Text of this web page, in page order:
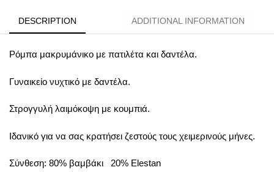
DESCRIPTION ADDITIONAL INFORMATION
Ρόμπα μακρυμάνικο με πατιλέτα και δαντέλα.
Γυναικείο νυχτικό με δαντέλα.
Στρογγυλή λαιμόκοψη με κουμπιά.
Ιδανικό για να σας κρατήσει ζεστούς τους χειμερινούς μήνες.
Σύνθεση: 80% βαμβάκι 20% Elestan